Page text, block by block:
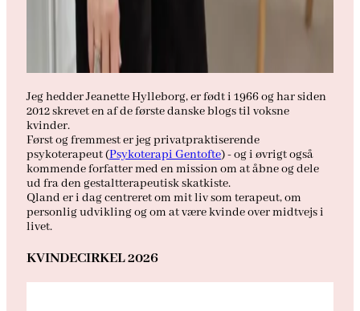
Jeg hedder Jeanette Hylleborg, er født i 1966 og har siden
2012 skrevet en af de første danske blogs til voksne
kvinder.
Først og fremmest er jeg privatpraktiserende
psykoterapeut (Psykoterapi Gentofte) - og i øvrigt også
kommende forfatter med en mission om at åbne og dele
ud fra den gestaltterapeutisk skatkiste.
Qland er i dag centreret om mit liv som terapeut, om
personlig udvikling og om at være kvinde over midtvejs i
livet.
KVINDECIRKEL 2026